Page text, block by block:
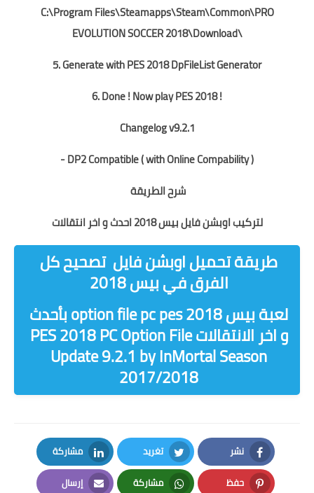
C:\Program Files\Steamapps\Steam\Common\PRO
EVOLUTION SOCCER 2018\Download\
5. Generate with PES 2018 DpFileList Generator
6. Done ! Now play PES 2018 !
Changelog v9.2.1
- DP2 Compatible ( with Online Compability )
شرح الطريقة
لتركيب اوبشن فايل بيس 2018 احدث و اخر انتقالات
طريقة تحميل اوبشن فايل تصحيح كل
الفرق في بيس 2018
لعبة بيس option file pc pes 2018 بأحدث
و اخر الانتقالات PES 2018 PC Option File
Update 9.2.1 by InMortal Season
2017/2018
نشر
Facebook
تغريد
Twitter
مشاركة
LinkedIn
حفظ مشاركة إرسال